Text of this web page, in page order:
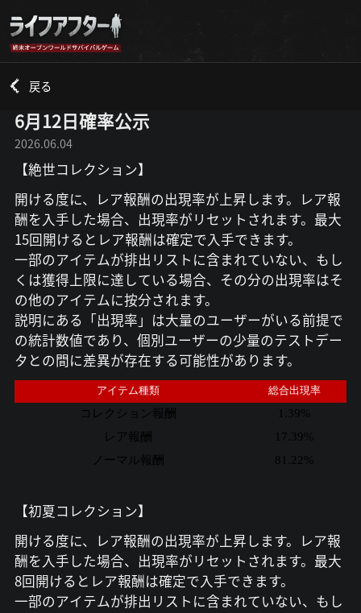
戻る
6月12日確率公示
2026.06.04
【絶世コレクション】
開ける度に、レア報酬の出現率が上昇します。レア報
酬を入手した場合、出現率がリセットされます。最大
15回開けるとレア報酬は確定で入手できます。
一部のアイテムが排出リストに含まれていない、もし
くは獲得上限に達している場合、その分の出現率はそ
の他のアイテムに按分されます。
説明にある「出現率」は大量のユーザーがいる前提で
の統計数値であり、個別ユーザーの少量のテストデー
タとの間に差異が存在する可能性があります。
アイテム種類 総合出現率
コレクション報酬
1.39%
レア報酬
17.39%
ノーマル報酬
81.22%
【初夏コレクション】
開ける度に、レア報酬の出現率が上昇します。レア報
酬を入手した場合、出現率がリセットされます。最大
8回開けるとレア報酬は確定で入手できます。
一部のアイテムが排出リストに含まれていない、もし